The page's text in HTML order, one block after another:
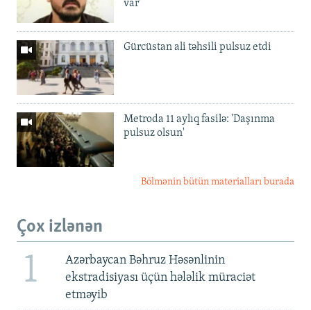
var'
Gürcüstan ali təhsili pulsuz etdi
Metroda 11 aylıq fasilə: 'Daşınma
pulsuz olsun'
Bölmənin bütün materialları burada
Çox izlənən
1
Azərbaycan Bəhruz Həsənlinin
ekstradisiyası üçün hələlik müraciət
etməyib